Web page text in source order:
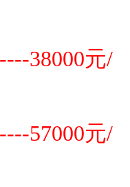
38000元/
57000元/